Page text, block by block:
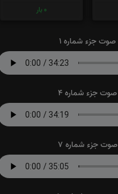
0 بار
صوت جزء شماره 1
صوت جزء شماره 4
صوت جزء شماره 7